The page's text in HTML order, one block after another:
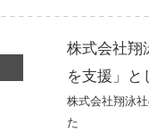
株式会社
を支援」と
株式会社翔泳
た